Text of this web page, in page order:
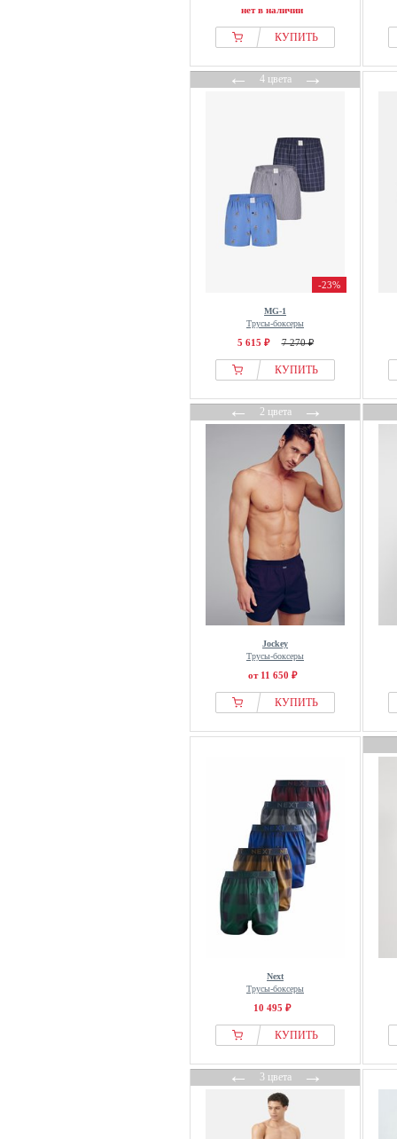
нет в наличии
КУПИТЬ
←4 цвета→
-23%
MG-1
Трусы-боксеры
5 615 ₽ 7 270 ₽
КУПИТЬ
←2 цвета→
Jockey
Трусы-боксеры
от 11 650 ₽
КУПИТЬ
Next
Трусы-боксеры
10 495 ₽
КУПИТЬ
←3 цвета→